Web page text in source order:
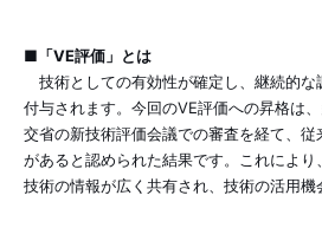
■「VE評価」とは
技術としての有効性が確定し、継続的な
付与されます。今回のVE評価への昇格は
交省の新技術評価会議での審査を経て、
があると認められた結果です。これにより
技術の情報が広く共有され、技術の活用機